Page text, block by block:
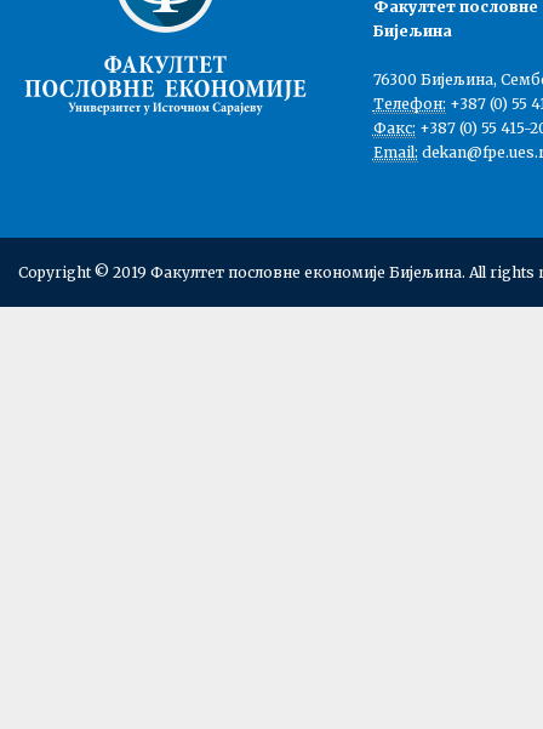
Факултет пословне
Бијељина
76300 Бијељина,
Телефон: +387 (0) 55
Факс: +387 (0) 55 415-
Email:
Copyright © 2019 Факултет пословне економије Бијељина. All rights